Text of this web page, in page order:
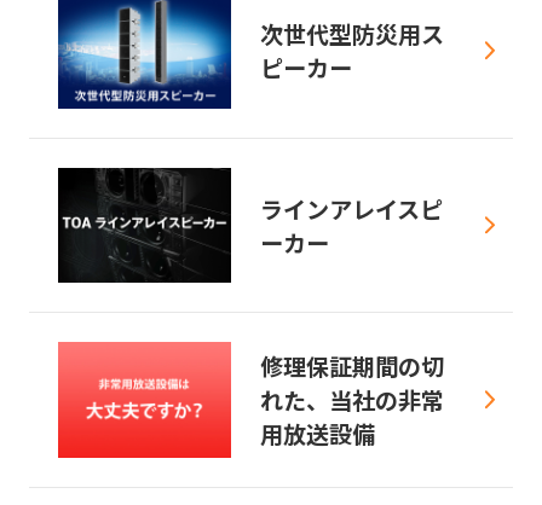
次世代型防災用ス
ピーカー
ラインアレイスピ
ーカー
修理保証期間の切
れた、当社の非常
用放送設備